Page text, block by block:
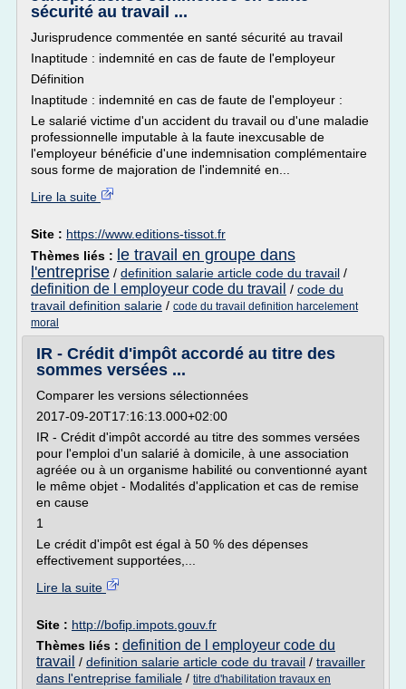
sécurité au travail ...
Jurisprudence commentée en santé sécurité au travail
Inaptitude : indemnité en cas de faute de l'employeur
Définition
Inaptitude : indemnité en cas de faute de l'employeur :
Le salarié victime d'un accident du travail ou d'une maladie
professionnelle imputable à la faute inexcusable de
l'employeur bénéficie d'une indemnisation complémentaire
sous forme de majoration de l'indemnité en...
Lire la suite
Site : https://www.editions-tissot.fr
Thèmes liés : le travail en groupe dans
l'entreprise / definition salarie article code du travail /
definition de l employeur code du travail / code du
travail definition salarie / code du travail definition harcelement
moral
IR - Crédit d'impôt accordé au titre des
sommes versées ...
Comparer les versions sélectionnées
2017-09-20T17:16:13.000+02:00
IR - Crédit d'impôt accordé au titre des sommes versées
pour l'emploi d'un salarié à domicile, à une association
agréée ou à un organisme habilité ou conventionné ayant
le même objet - Modalités d'application et cas de remise
en cause
1
Le crédit d'impôt est égal à 50 % des dépenses
effectivement supportées,...
Lire la suite
Site : http://bofip.impots.gouv.fr
Thèmes liés : definition de l employeur code du
travail / definition salarie article code du travail / travailler
dans l'entreprise familiale / titre d'habilitation travaux en